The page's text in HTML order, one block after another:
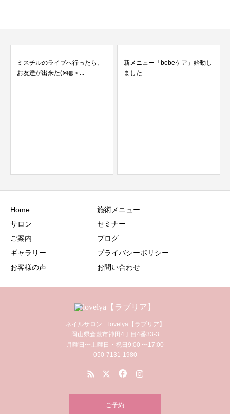
ミスチルのライブへ行ったら、
お友達が出来た(⋈◍＞...
新メニュー「bebeケア」始動し
ました
Home
サロン
ご案内
ギャラリー
お客様の声
施術メニュー
セミナー
ブログ
プライバシーポリシー
お問い合わせ
ネイルサロン lovelya【ラブリア】
岡山県倉敷市神田4丁目4番33-3
月曜日〜土曜日・祝日9:00 〜17:00
050-7131-1980
ご予約